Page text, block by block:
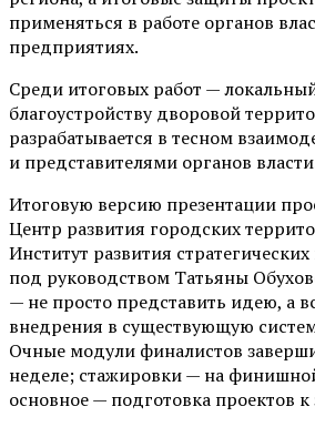
применяться в работе органов
предприятиях.
Среди итоговых работ —
благоустройству дворовой
разрабатывается в тесном
и представителями органов
Итоговую версию презентации
Центр развития городских
Институт развития
под руководством Татьяны
— не просто представить идею, а
внедрения в существующую
Очные модули финалистов
неделе; стажировки — на
основное — подготовка проектов